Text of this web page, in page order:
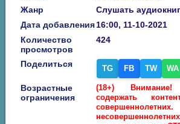
Жанр
Слушать
Дата добавления16:00, 11-10-2021
Количество
просмотров
424
Поделиться TG FB TW WA
Возрастные
ограничения
(18+)
содержать